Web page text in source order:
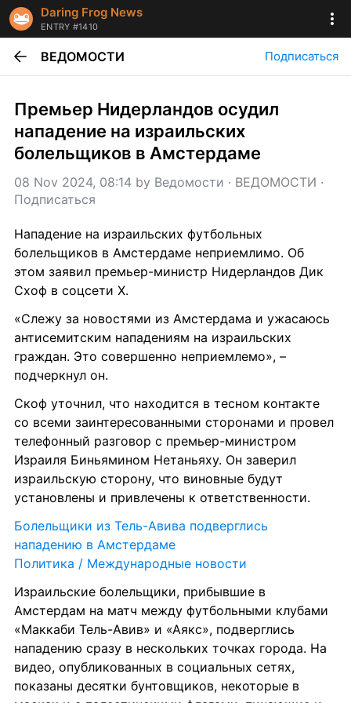
Daring Frog News
ENTRY #1410
ВЕДОМОСТИ Подписаться
Премьер Нидерландов осудил
нападение на израильских
болельщиков в Амстердаме
08 Nov 2024, 08:14 by Ведомости · ВЕДОМОСТИ
Подписаться
Нападение на израильских футбольных
болельщиков в Амстердаме неприемлимо. Об
этом заявил премьер-министр Нидерландов Дик
Схоф в соцсети X.
«Слежу за новостями из Амстердама и ужасаюсь
антисемитским нападениям на израильских
граждан. Это совершенно неприемлемо», –
подчеркнул он.
Скоф уточнил, что находится в тесном контакте
со всеми заинтересованными сторонами и провел
телефонный разговор с премьер-министром
Израиля Биньямином Нетаньяху. Он заверил
израильскую сторону, что виновные будут
установлены и привлечены к ответственности.
Болельщики из Тель-Авива подверглись
нападению в Амстердаме
Политика / Международные новости
Израильские болельщики, прибывшие в
Амстердам на матч между футбольными клубами
«Маккаби Тель-Авив» и «Аякс», подверглись
нападению сразу в нескольких точках города. На
видео, опубликованных в социальных сетях,
показаны десятки бунтовщиков, некоторые в